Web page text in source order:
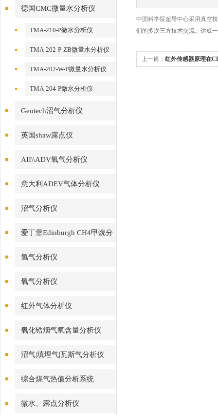
德国CMC微量水分析仪
TMA-210-P微水分析仪
TMA-202-P-ZB微量水分析仪
TMA-202-W-P微量水分析仪
TMA-204-P微水分析仪
Geotech沼气分析仪
英国shaw露点仪
AII\\ADV氧气分析仪
意大利ADEV气体分析仪
沼气分析仪
爱丁堡Edinburgh CH4甲烷分
析仪
氢气分析仪
氧气分析仪
红外气体分析仪
氧化锆烟气氧含量分析仪
沼气|填埋气|瓦斯气分析仪
综合煤气热值分析系统
微水、露点分析仪
中国科学院超导中心采用真空
们的多次三方技术交流。达成
上一篇： 红外传感器原理在